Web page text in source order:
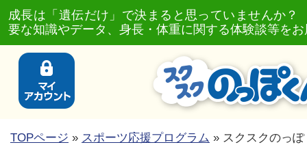
成長は「遺伝だけ」で決まると思っていませんか
要な知識やデータ、身長・体重に関する体験談等を
TOPページ » スポーツ応援プログラム » スクスクのっ